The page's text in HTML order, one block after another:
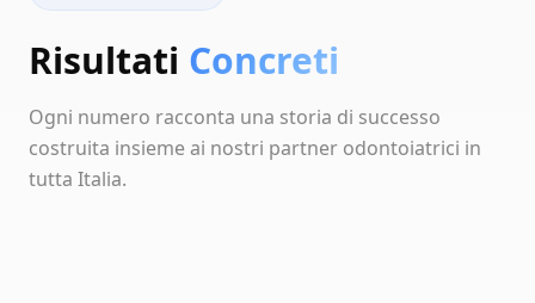
Risultati Concreti
Ogni numero racconta una storia di successo
costruita insieme ai nostri partner odontoiatrici in
tutta Italia.